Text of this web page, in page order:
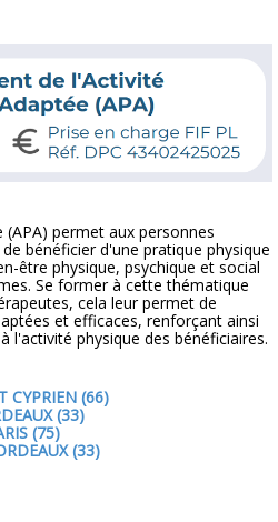
permet aux personnes
bénéficier d'une pratique physique
être physique, psychique et social
Se former à cette thématique
cela leur permet de
et efficaces, renforçant ainsi
l'activité physique des bénéficiaires.
CYPRIEN (66)
(33)
(75)
(33)